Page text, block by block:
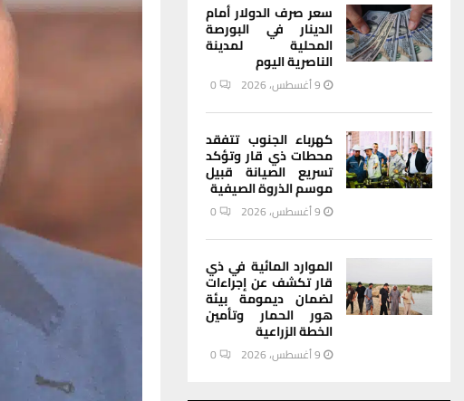
سعر صرف الدولار أمام
الدينار في البورصة
المحلية لمدينة
الناصرية اليوم
9 أغسطس، 2026 0
كهرباء الجنوب تتفقد
محطات ذي قار وتؤكد
تسريع الصيانة قبيل
موسم الذروة الصيفية
9 أغسطس، 2026 0
الموارد المائية في ذي
قار تكشف عن إجراءات
لضمان ديمومة بيئة
هور الحمار وتأمين
الخطة الزراعية
9 أغسطس، 2026 0